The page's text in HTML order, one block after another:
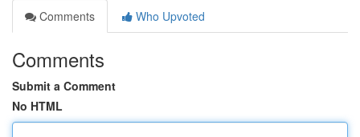
Comments
Who Upvoted
Comments
Submit a Comment
No HTML